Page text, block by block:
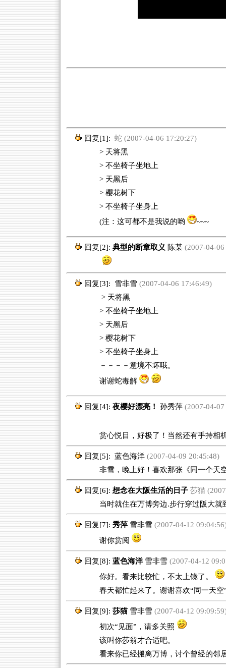
回复[1]: 蛇 (2007-04-06 17:20:27)
> 天将黑
> 不坐椅子坐地上
> 天黑后
> 樱花树下
> 不坐椅子坐身上
(注：这可都不是我说的哟
~~~
回复[2]: 典型的断章取义 陈某(2007-04-06
回复[3]: 雪非雪(2007-04-06 17:46:49)
> 天将黑
> 不坐椅子坐地上
> 天黑后
> 樱花树下
> 不坐椅子坐身上
－－－－意境不坏哦。
谢谢蛇毒解
回复[4]: 夜樱好漂亮！ 孙秀萍(2007-04-07
赏心悦目，好极了！当然还有手持相
回复[5]: 蓝色海洋(2007-04-09 20:45:48)
非雪，晚上好！喜欢那张《同一个天
回复[6]: 想念在大阪生活的日子 莎猫
当时就住在万博旁边.步行穿过阪大就
回复[7]: 秀萍 雪非雪(2007-04-12
谢你赏阅
回复[8]: 蓝色海洋 雪非雪(2007-04-12
你好。看来比较忙，不太上镜了。
春天都忙起来了。谢谢喜欢“同一天
回复[9]: 莎猫 雪非雪(2007-04-12
初次“见面”，请多关照
该叫你莎翁才合适吧。
看来你已经搬离万博，讨个曾经的邻